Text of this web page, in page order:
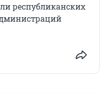
республиканских